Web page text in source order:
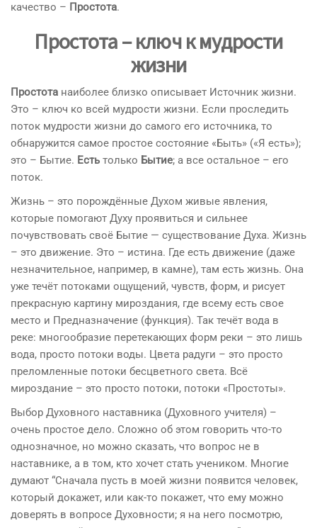
качество – Простота.
Простота – ключ к мудрости
жизни
Простота наиболее близко описывает Источник жизни.
Это – ключ ко всей мудрости жизни. Если проследить
поток мудрости жизни до самого его источника, то
обнаружится самое простое состояние «Быть» («Я есть»);
это – Бытие. Есть только Бытие; а все остальное – его
поток.
Жизнь – это порождённые Духом живые явления,
которые помогают Духу проявиться и сильнее
почувствовать своё Бытие — существование Духа. Жизнь
– это движение. Это – истина. Где есть движение (даже
незначительное, например, в камне), там есть жизнь. Она
уже течёт потоками ощущений, чувств, форм, и рисует
прекрасную картину мироздания, где всему есть свое
место и Предназначение (функция). Так течёт вода в
реке: многообразие перетекающих форм реки – это лишь
вода, просто потоки воды. Цвета радуги – это просто
преломленные потоки бесцветного света. Всё
мироздание – это просто потоки, потоки «Простоты».
Выбор Духовного наставника (Духовного учителя) –
очень простое дело. Сложно об этом говорить что-то
однозначное, но можно сказать, что вопрос не в
наставнике, а в том, кто хочет стать учеником. Многие
думают “Сначала пусть в моей жизни появится человек,
который докажет, или как-то покажет, что ему можно
доверять в вопросе Духовности; я на него посмотрю,